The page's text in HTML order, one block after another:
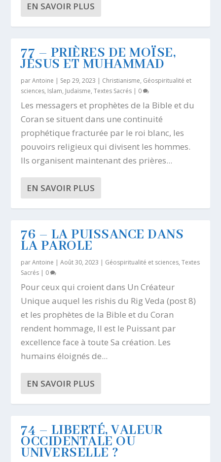
EN SAVOIR PLUS
77 – PRIÈRES DE MOÏSE,
JÉSUS ET MUHAMMAD
parAntoine | Sep 29, 2023 | Christianisme, Géospiritualité et
sciences, Islam, Judaïsme,Textes Sacrés | 0
Les messagers et prophètes de la Bible et du
Coran se situent dans une continuité
prophétique fracturée par le roi blanc, les
pouvoirs religieux qui divisent les hommes.
Ils organisent maintenant des prières...
EN SAVOIR PLUS
76 – LA PUISSANCE DANS
LA PAROLE
parAntoine |Août 30, 2023 | Géospiritualité et sciences,Textes
Sacrés | 0
Pour ceux qui croient dans Un Créateur
Unique auquel les rishis du Rig Veda (post 8)
et les prophètes de la Bible et du Coran
rendent hommage, Il est le Puissant par
excellence face à toute Sa création. Les
humains éloignés de...
EN SAVOIR PLUS
74 – LIBERTÉ, VALEUR
OCCIDENTALE OU
UNIVERSELLE ?